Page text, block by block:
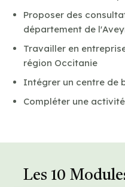
Proposer des
département de
Travailler en
région Occitanie
Intégrer un centre de
Compléter une
Les 10